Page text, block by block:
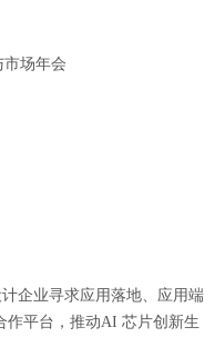
场年会
企业寻求应用落地、应用端
作平台，推动AI 芯片创新生